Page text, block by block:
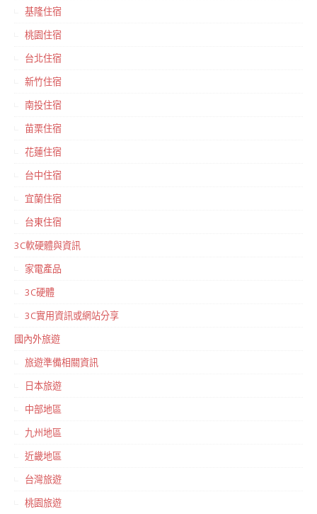
基隆住宿
桃園住宿
台北住宿
新竹住宿
南投住宿
苗栗住宿
花蓮住宿
台中住宿
宜蘭住宿
台東住宿
3C軟硬體與資訊
家電產品
3C硬體
3C實用資訊或網站分享
國內外旅遊
旅遊準備相關資訊
日本旅遊
中部地區
九州地區
近畿地區
台灣旅遊
桃園旅遊